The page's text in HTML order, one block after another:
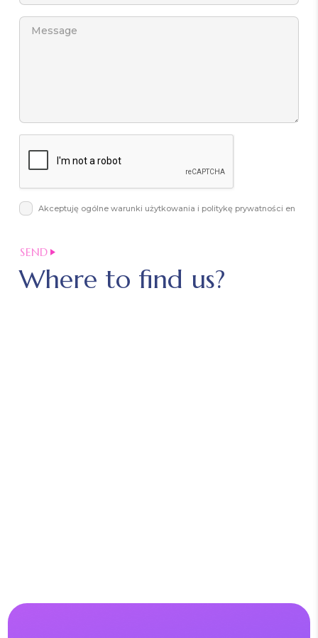
Akceptuję ogólne warunki użytkowania i politykę prywatności en
Where to find us?